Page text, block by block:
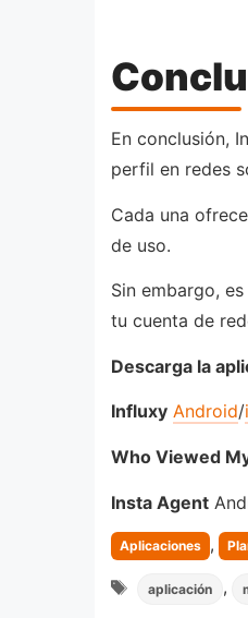
En conclusión,
perfil en redes
Cada una
de uso.
Sin embargo,
tu cuenta de
Descarga la
Influxy Android/
Who Viewed
Insta Agent
Categorias
Aplicaciones ,
Tags
aplicación ,